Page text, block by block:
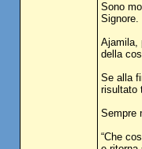
Sono
Signore.
Ajamila,
della
Se alla
risultato
Sempre
“Che